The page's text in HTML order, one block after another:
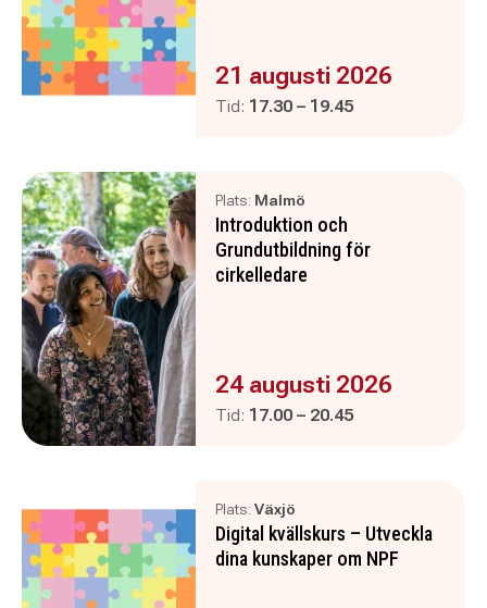
Evenemanget är :
21 augusti 2026
Tid: Pågår mellan
17.30 – och
19.45
Plats: Malmö
Introduktion och
Grundutbildning för
cirkelledare
Evenemanget är :
24 augusti 2026
Tid: Pågår mellan
17.00 – och
20.45
Plats: Växjö
Digital kvällskurs – Utveckla
dina kunskaper om NPF